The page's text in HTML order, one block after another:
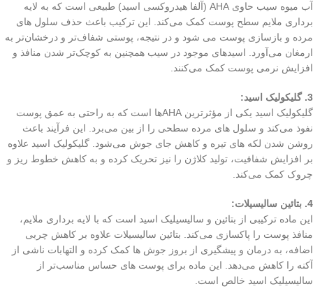
آب میوه سیب حاوی AHA (آلفا هیدروکسی اسید) طبیعی است که به لایه‌
برداری ملایم سطح پوست کمک می‌کند. این ترکیب باعث حذف سلول‌ های
مرده و بازسازی پوست می‌ شود و در نتیجه، پوستی شفاف‌تر و درخشان‌تر به
ارمغان می‌آورد. اسیدهای موجود در سیب همچنین به کوچک‌تر شدن منافذ و
افزایش نرمی پوست کمک می‌کنند.
3. گلیکولیک اسید:
گلیکولیک اسید یکی از مؤثرترین AHAها است که به‌ راحتی به عمق پوست
نفوذ می‌کند و سلول‌ های مرده سطحی را از بین می‌برد. این فرآیند باعث
روشن شدن لکه‌ های تیره و کاهش جای جوش‌ می‌شود. گلیکولیک اسید علاوه
بر افزایش شفافیت، تولید کلاژن را نیز تحریک کرده و به کاهش خطوط ریز و
چروک کمک می‌کند.
4. بتائین سالیسیلات:
این ماده ترکیبی از بتائین و سالیسیلیک اسید است که با لایه‌ برداری ملایم،
منافذ پوست را پاکسازی می‌کند. بتائین سالیسیلات علاوه بر کاهش چربی
اضافه، به درمان و پیشگیری از بروز جوش‌ ها کمک کرده و التهابات ناشی از
آکنه را کاهش می‌دهد. این ماده برای پوست‌ های حساس مناسب‌تر از
سالیسیلیک اسید خالص است.